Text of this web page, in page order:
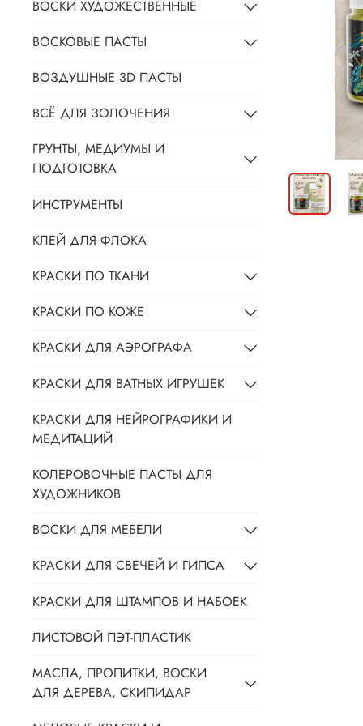
ВОСКИ ХУДОЖЕСТВЕННЫЕ
ВОСКОВЫЕ ПАСТЫ
ВОЗДУШНЫЕ 3D ПАСТЫ
ВСЁ ДЛЯ ЗОЛОЧЕНИЯ
ГРУНТЫ, МЕДИУМЫ И
ПОДГОТОВКА
ИНСТРУМЕНТЫ
КЛЕЙ ДЛЯ ФЛОКА
КРАСКИ ПО ТКАНИ
КРАСКИ ПО КОЖЕ
КРАСКИ ДЛЯ АЭРОГРАФА
КРАСКИ ДЛЯ ВАТНЫХ ИГРУШЕК
КРАСКИ ДЛЯ НЕЙРОГРАФИКИ И
МЕДИТАЦИЙ
КОЛЕРОВОЧНЫЕ ПАСТЫ ДЛЯ
ХУДОЖНИКОВ
ВОСКИ ДЛЯ МЕБЕЛИ
КРАСКИ ДЛЯ СВЕЧЕЙ И ГИПСА
КРАСКИ ДЛЯ ШТАМПОВ И НАБОЕК
ЛИСТОВОЙ ПЭТ-ПЛАСТИК
МАСЛА, ПРОПИТКИ, ВОСКИ
ДЛЯ ДЕРЕВА, СКИПИДАР